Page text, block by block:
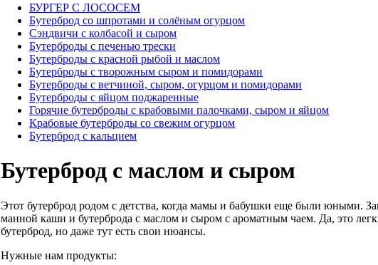
БУРГЕР С ЛОСОСЕМ
Бутерброд со шпротами и солёным огурцом
Сэндвичи с колбасой и сыром
Бутерброды с печенью трески
Бутерброды с красной рыбой и маслом
Бутерброды с творожным сыром и помидорами
Бутерброды с ветчиной, сыром, огурцом и помидорами
Бутерброды с яйцом поджаренные
Горячие бутерброды с крабовыми палочками, сыром и яйцом
Крабовые бутерброды со свежим огурцом
Бутерброд с кальцием
Бутерброд с маслом и сыром
Этот бутерброд родом с детства, когда мамы и бабушки еще были юными.
манной каши и бутерброда с маслом и сыром с ароматным чаем. Да, это
бутерброд, но даже тут есть свои нюансы.
Нужные нам продукты: